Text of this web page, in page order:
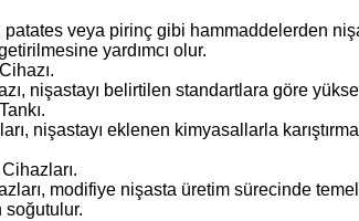
patates veya pirinç gibi hammaddelerden
yardımcı olur.
nişastayı belirtilen standartlara göre
nişastayı eklenen kimyasallarla
modifiye nişasta üretim sürecinde